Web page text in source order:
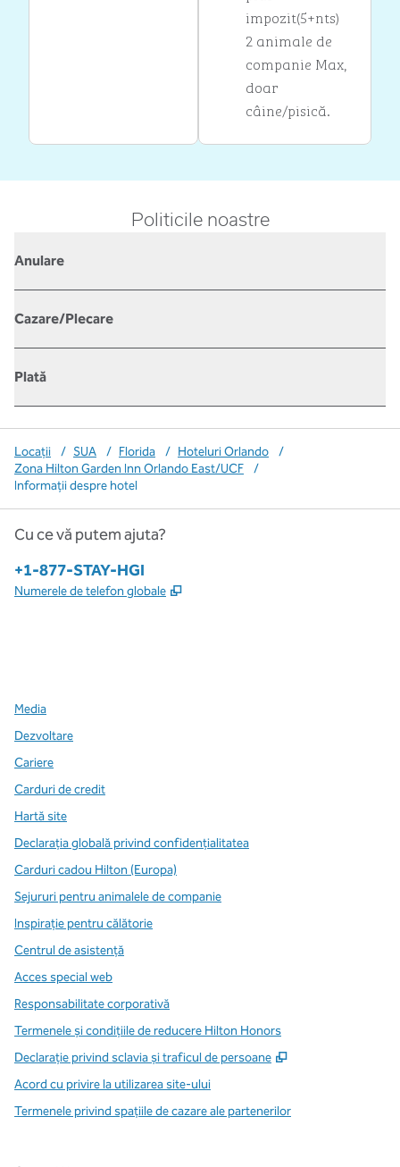
impozit(5+nts)
2 animale de
companie Max,
doar
câine/pisică.
Politicile noastre
Anulare
Cazare/Plecare
Plată
Locații / SUA / Florida / Hoteluri Orlando
/
Zona Hilton Garden Inn Orlando East/UCF
/
Informații despre hotel
Cu ce vă putem ajuta?
Telefon:
+1-877-STAY-HGI
Numerele de telefon globale ,
Media
Dezvoltare
Cariere
Carduri de credit
Hartă site
Declarația globală privind confidenţialitatea
Carduri cadou Hilton (Europa)
Sejururi pentru animalele de companie
Inspirație pentru călătorie
Centrul de asistență
Acces special web
Responsabilitate corporativă
Termenele și condițiile de reducere Hilton Honors
Declarație privind sclavia și traficul de persoane
,
Acord cu privire la utilizarea site-ului
Termenele privind spațiile de cazare ale partenerilor